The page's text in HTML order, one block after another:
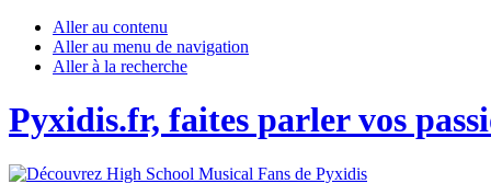
Aller au contenu
Aller au menu de navigation
Aller à la recherche
Pyxidis.fr, faites parler vos